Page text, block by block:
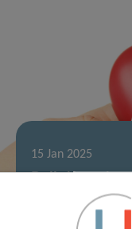
15 Jan 2025
Pollution et
établit un lien